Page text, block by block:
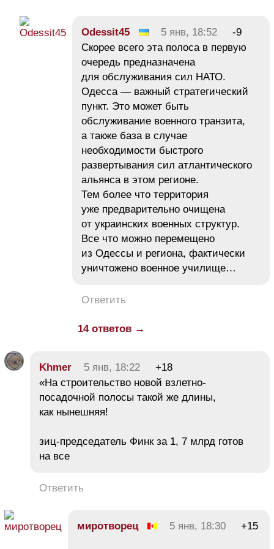
Odessit45 5 янв, 18:52
-9
Скорее всего эта полоса в первую
очередь предназначена
для обслуживания сил НАТО.
Одесса — важный стратегический
пункт. Это может быть
обслуживание военного транзита,
а также база в случае
необходимости быстрого
развертывания сил атлантического
альянса в этом регионе.
Тем более что территория
уже предварительно очищена
от украинских военных структур.
Все что можно перемещено
из Одессы и региона, фактически
уничтожено военное училище…
Ответить
14 ответов →
Khmer 5 янв, 18:22
+18
«На строительство новой взлетно-
посадочной полосы такой же длины,
как нынешняя!
зиц-председатель Финк за 1, 7 млрд готов
на все
Ответить
миротворец 5 янв, 18:30 +15